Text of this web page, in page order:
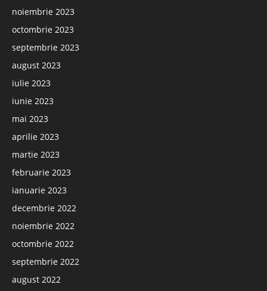
noiembrie 2023
octombrie 2023
septembrie 2023
august 2023
iulie 2023
iunie 2023
mai 2023
aprilie 2023
martie 2023
februarie 2023
ianuarie 2023
decembrie 2022
noiembrie 2022
octombrie 2022
septembrie 2022
august 2022